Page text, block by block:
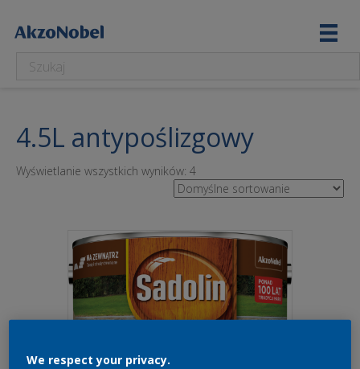
4.5L antypoślizgowy
Wyświetlanie wszystkich wyników: 4
We respect your privacy.